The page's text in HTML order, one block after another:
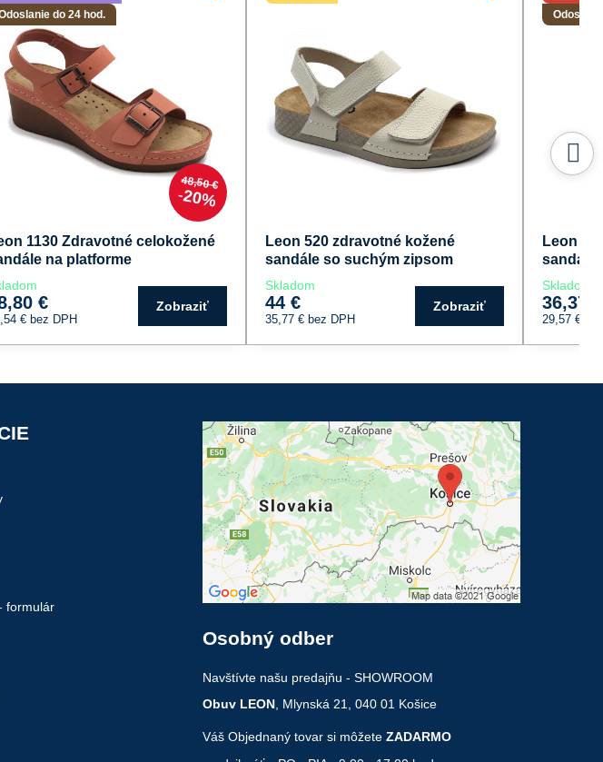
48,50 €
20%
do 24 hod.
1130 Zdravotné celokožené
na platforme
€
€ bez DPH
Zobraziť
Leon 520 zdravotné kožené
sandále so suchým zipsom
Skladom
44 €
35,77 € bez DPH
Zobraziť
Leon
sandále
Skladom
36,37 €
29,57 €
formulár
Osobný odber
Navštívte našu predajňu - SHOWROOM
Obuv LEON, Mlynská 21, 040 01 Košice
Váš Objednaný tovar si môžete ZADARMO